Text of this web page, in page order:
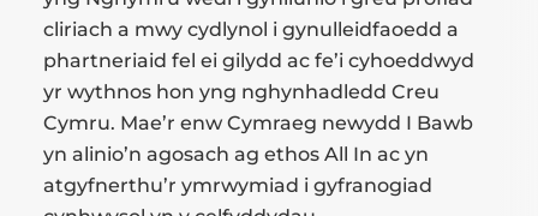
cliriach a mwy cydlynol i gynulleidfaoedd a
phartneriaid fel ei gilydd ac fe’i cyhoeddwyd
yr wythnos hon yng nghynhadledd Creu
Cymru. Mae’r enw Cymraeg newydd I Bawb
yn alinio’n agosach ag ethos All In ac yn
atgyfnerthu’r ymrwymiad i gyfranogiad